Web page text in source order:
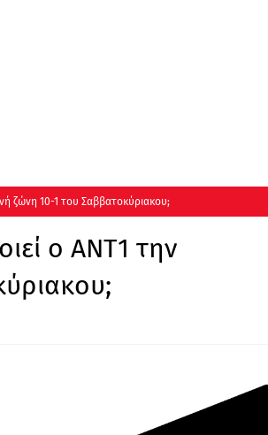
ζώνη 10-1 του Σαββατοκύριακου;
ο ΑΝΤ1 την